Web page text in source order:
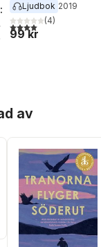
Ljudbok 2019
4,0utav 5 stjärnor.
(4)
99 kr
av